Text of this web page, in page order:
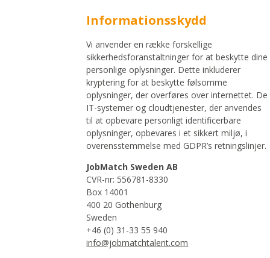
Informationsskydd
Vi anvender en række forskellige
sikkerhedsforanstaltninger for at beskytte dine
personlige oplysninger. Dette inkluderer
kryptering for at beskytte følsomme
oplysninger, der overføres over internettet. De
IT-systemer og cloudtjenester, der anvendes
til at opbevare personligt identificerbare
oplysninger, opbevares i et sikkert miljø, i
overensstemmelse med GDPR’s retningslinjer.
JobMatch Sweden AB
CVR-nr: 556781-8330
Box 14001
400 20 Gothenburg
Sweden
+46 (0) 31-33 55 940
info@jobmatchtalent.com